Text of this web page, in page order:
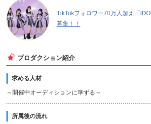
TikTokフォロワー70万人超え「
募集！！
プロダクション紹介
求める人材
～開催中オーディションに準ずる～
所属後の流れ